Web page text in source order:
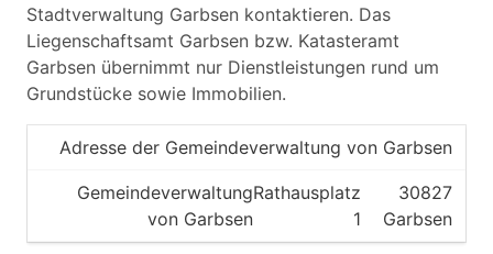
Stadtverwaltung Garbsen kontaktieren. Das
Liegenschaftsamt Garbsen bzw. Katasteramt
Garbsen übernimmt nur Dienstleistungen rund um
Grundstücke sowie Immobilien.
Adresse der Gemeindeverwaltung von Garbsen
Gemeindeverwaltung
von Garbsen
Rathausplatz
1
30827
Garbsen